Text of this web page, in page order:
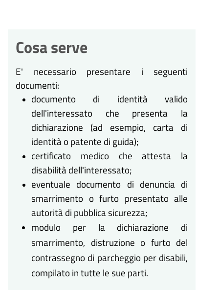
Cosa serve
E' necessario presentare i seguenti
documenti:
documento di identità valido
dell'interessato che presenta la
dichiarazione (ad esempio, carta di
identità o patente di guida);
certificato medico che attesta la
disabilità dell'interessato;
eventuale documento di denuncia di
smarrimento o furto presentato alle
autorità di pubblica sicurezza;
modulo per la dichiarazione di
smarrimento, distruzione o furto del
contrassegno di parcheggio per disabili,
compilato in tutte le sue parti.